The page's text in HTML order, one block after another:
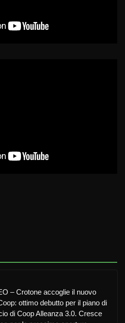
– Crotone accoglie il nuovo
ottimo debutto per il piano di
di Coop Alleanza 3.0. Cresce